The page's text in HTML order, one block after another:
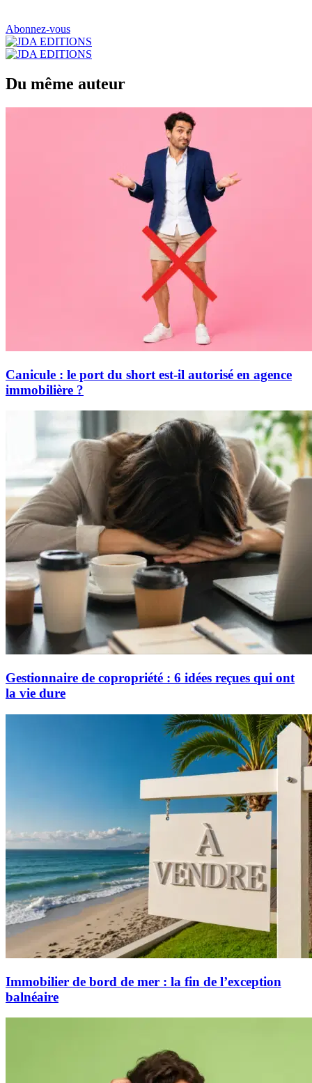
Abonnez-vous
Du même auteur
Canicule : le port du short est-il autorisé en agence
immobilière ?
Gestionnaire de copropriété : 6 idées reçues qui ont
la vie dure
Immobilier de bord de mer : la fin de l’exception
balnéaire